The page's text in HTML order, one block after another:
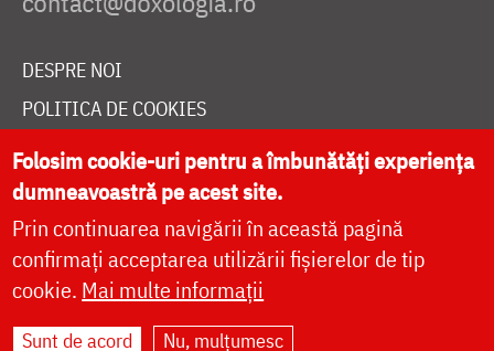
DESPRE NOI
POLITICA DE COOKIES
DONEAZĂ ONLINE PENTRU CATEDRALA NAȚIONALĂ
LIVE
Site dezvoltat deDOXOLOGIA MEDIA
Folosim cookie-uri pentru a îmbunătăți experiența
dumneavoastră pe acest site.
Prin continuarea navigării în această pagină
confirmați acceptarea utilizării fișierelor de tip
cookie. Mai multe informații
Sunt de acord Nu, mulțumesc